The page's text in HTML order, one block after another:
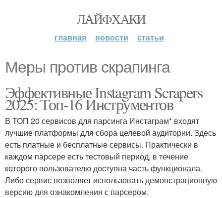
ЛАЙФХАКИ
главная новости статьи
Меры против скрапинга
Эффективные Instagram Scrapers
2025: Топ-16 Инструментов
В ТОП 20 сервисов для парсинга Инстаграм* входят
лучшие платформы для сбора целевой аудитории. Здесь
есть платные и бесплатные сервисы. Практически в
каждом парсере есть тестовый период, в течение
которого пользователю доступна часть функционала.
Либо сервис позволяет использовать демонстрационную
версию для ознакомления с парсером.